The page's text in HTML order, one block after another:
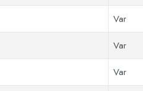
Var
Var
Var